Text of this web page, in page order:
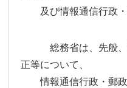
及び情報通信行政・
総務省は、先般、
正等について、
情報通信行政・郵政